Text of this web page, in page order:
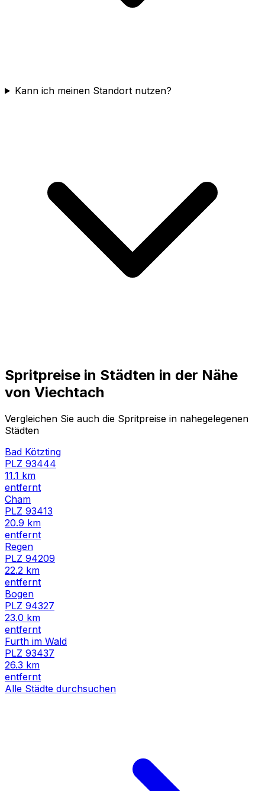
Kann ich meinen Standort nutzen?
Spritpreise in Städten in der Nähe
von Viechtach
Vergleichen Sie auch die Spritpreise in nahegelegenen
Städten
Bad Kötzting
PLZ 93444
11.1 km
entfernt
Cham
PLZ 93413
20.9 km
entfernt
Regen
PLZ 94209
22.2 km
entfernt
Bogen
PLZ 94327
23.0 km
entfernt
Furth im Wald
PLZ 93437
26.3 km
entfernt
Alle Städte durchsuchen